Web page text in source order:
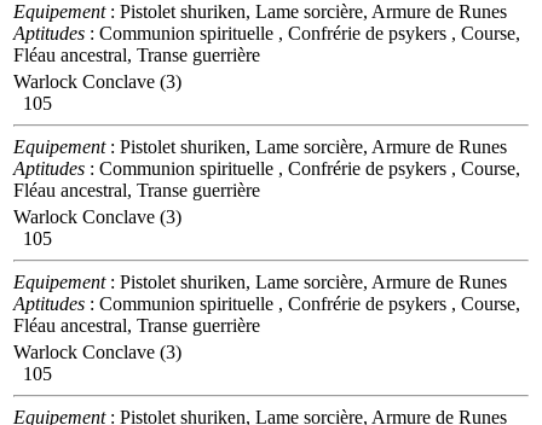
Equipement: Pistolet shuriken, Lame sorcière, Armure de Runes
Aptitudes : Communion spirituelle , Confrérie de psykers , Course,
Fléau ancestral, Transe guerrière
Warlock Conclave (3)
105
Equipement: Pistolet shuriken, Lame sorcière, Armure de Runes
Aptitudes : Communion spirituelle , Confrérie de psykers , Course,
Fléau ancestral, Transe guerrière
Warlock Conclave (3)
105
Equipement: Pistolet shuriken, Lame sorcière, Armure de Runes
Aptitudes : Communion spirituelle , Confrérie de psykers , Course,
Fléau ancestral, Transe guerrière
Warlock Conclave (3)
105
Equipement: Pistolet shuriken, Lame sorcière, Armure de Runes